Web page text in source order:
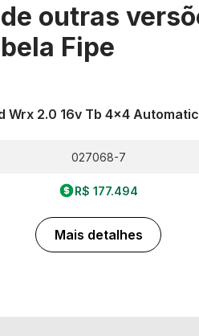
outras
Fipe
Wrx 2.0 16v Tb 4x4
027068-7
R$ 177.494
Mais detalhes